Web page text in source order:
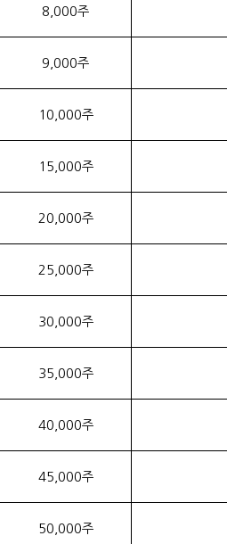
8,000주
9,000주
10,000주
15,000주
20,000주
25,000주
30,000주
35,000주
40,000주
45,000주
50,000주